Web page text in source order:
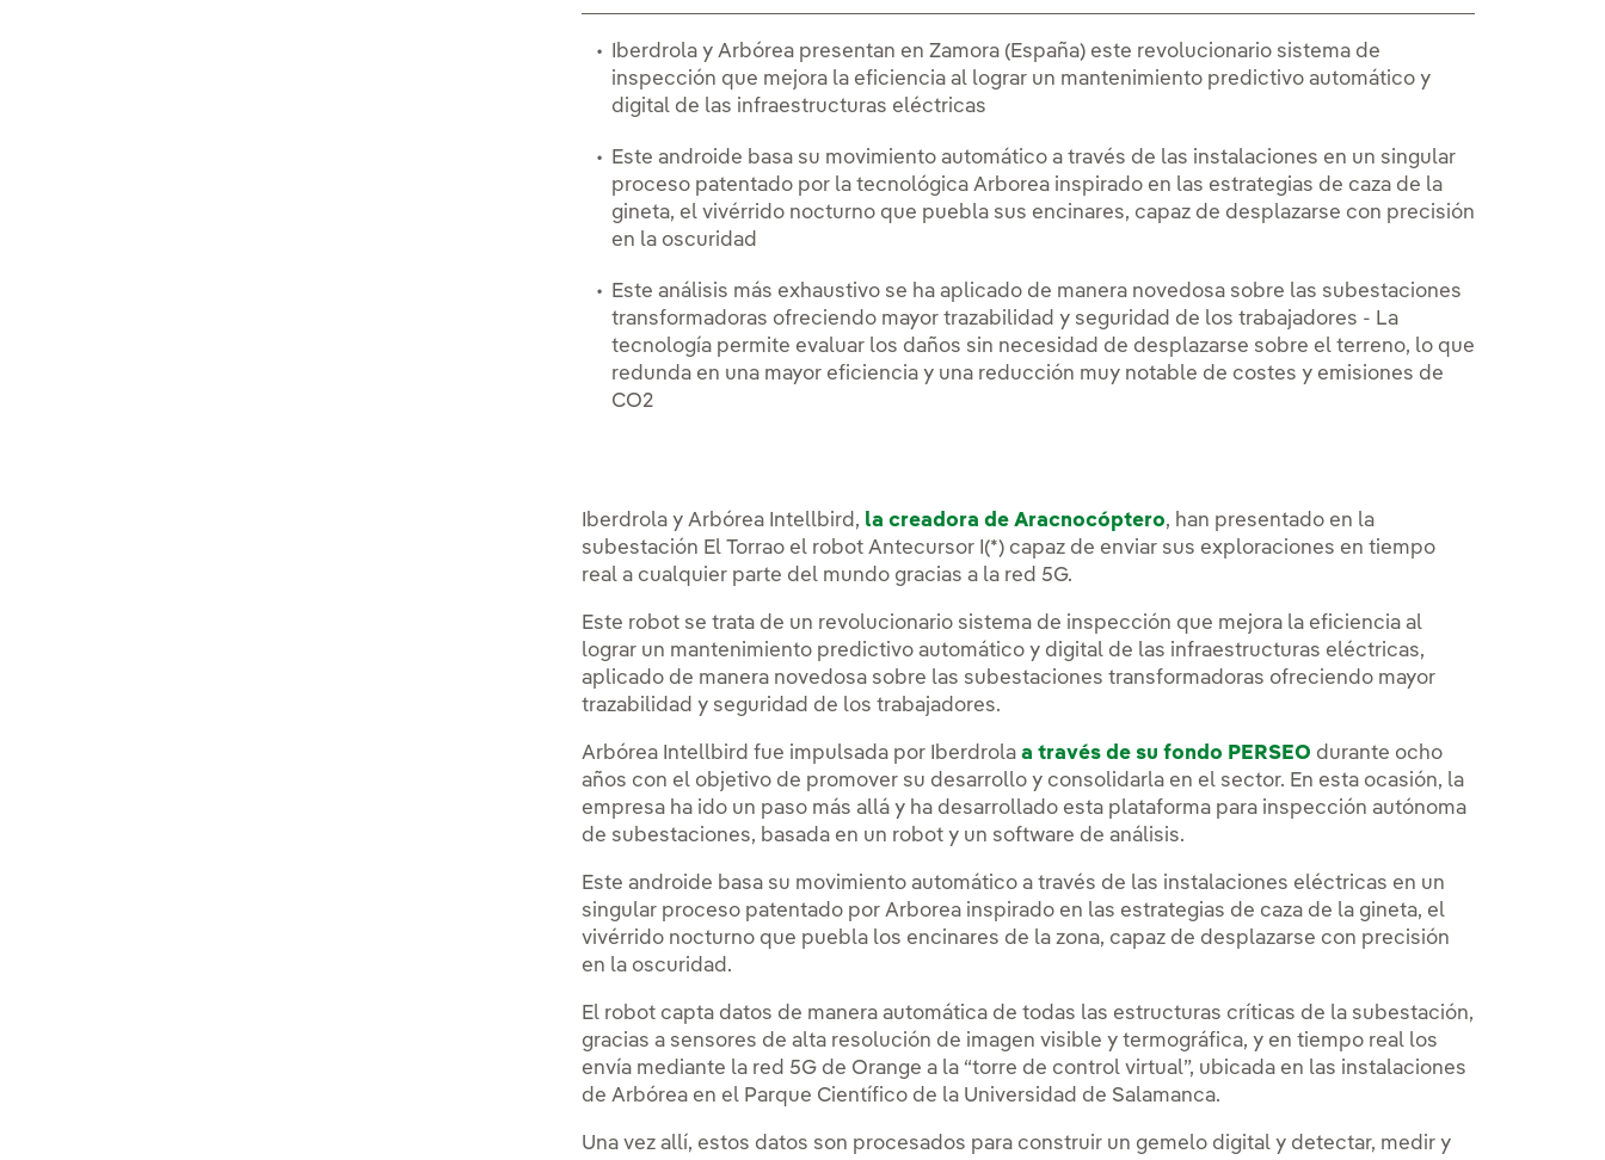
Iberdrola y Arbórea presentan en Zamora (España) este revolucionario sistema de
inspección que mejora la eficiencia al lograr un mantenimiento predictivo automático y
digital de las infraestructuras eléctricas
Este androide basa su movimiento automático a través de las instalaciones en un singular
proceso patentado por la tecnológica Arborea inspirado en las estrategias de caza de la
gineta, el vivérrido nocturno que puebla sus encinares, capaz de desplazarse con precisión
en la oscuridad
Este análisis más exhaustivo se ha aplicado de manera novedosa sobre las subestaciones
transformadoras ofreciendo mayor trazabilidad y seguridad de los trabajadores - La
tecnología permite evaluar los daños sin necesidad de desplazarse sobre el terreno, lo que
redunda en una mayor eficiencia y una reducción muy notable de costes y emisiones de
CO2
Iberdrola y Arbórea Intellbird, la creadora de Aracnocóptero, han presentado en la
subestación El Torrao el robot Antecursor I(*) capaz de enviar sus exploraciones en tiempo
real a cualquier parte del mundo gracias a la red 5G.
Este robot se trata de un revolucionario sistema de inspección que mejora la eficiencia al
lograr un mantenimiento predictivo automático y digital de las infraestructuras eléctricas,
aplicado de manera novedosa sobre las subestaciones transformadoras ofreciendo mayor
trazabilidad y seguridad de los trabajadores.
Arbórea Intellbird fue impulsada por Iberdrolaa través de su fondo PERSEO durante ocho
años con el objetivo de promover su desarrollo y consolidarla en el sector. En esta ocasión, la
empresa ha ido un paso más allá y ha desarrollado esta plataforma para inspección autónoma
de subestaciones, basada en un robot y un software de análisis.
Este androide basa su movimiento automático a través de las instalaciones eléctricas en un
singular proceso patentado por Arborea inspirado en las estrategias de caza de la gineta, el
vivérrido nocturno que puebla los encinares de la zona, capaz de desplazarse con precisión
en la oscuridad.
El robot capta datos de manera automática de todas las estructuras críticas de la subestación,
gracias a sensores de alta resolución de imagen visible y termográfica, y en tiempo real los
envía mediante la red 5G de Orange a la “torre de control virtual”, ubicada en las instalaciones
de Arbórea en el Parque Científico de la Universidad de Salamanca.
Una vez allí, estos datos son procesados para construir un gemelo digital y detectar, medir y